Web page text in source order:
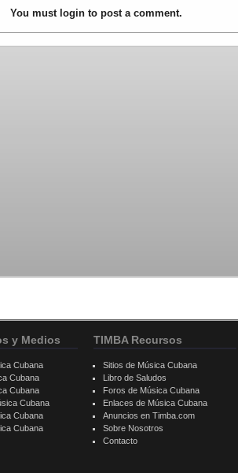
You must login to post a comment.
y Medios
Cubana
Cubana
Cubana
Cubana
Cubana
Cubana
TIMBA Recursos
Sitios de Música Cubana
Libro de Saludos
Foros de Música Cubana
Enlaces de Música Cubana
Anuncios en Timba.com
Sobre Nosotros
Contacto